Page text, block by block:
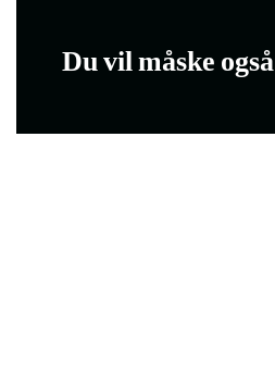
Du vil måske